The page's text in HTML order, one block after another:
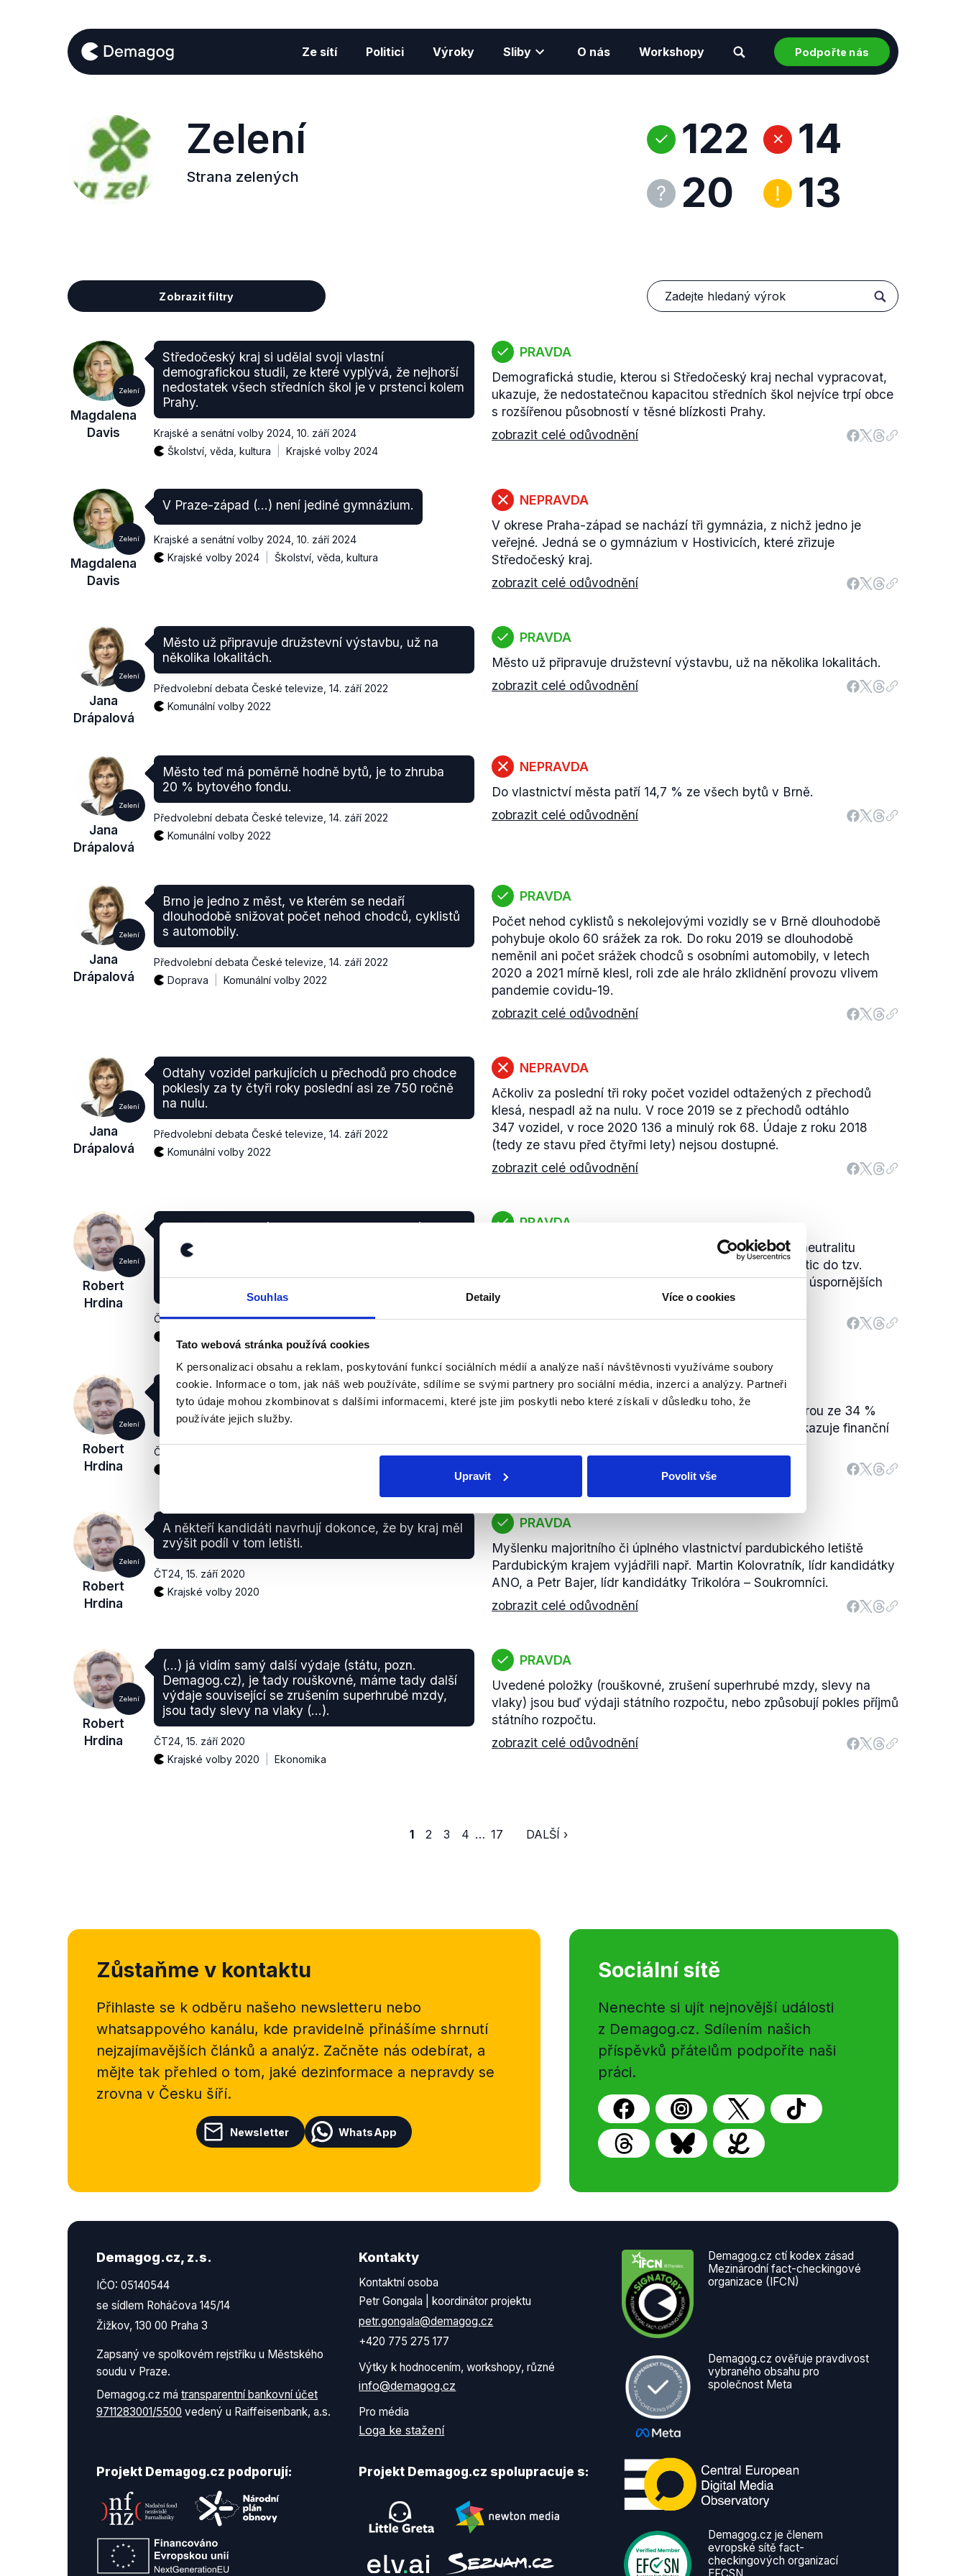
Souhlas Detaily Více o cookies
Tato webová stránka používá cookies
K personalizaci obsahu a reklam, poskytování funkcí sociálních médií a analýze naší návštěvnosti využíváme soubory
cookie. Informace o tom, jak náš web používáte, sdílíme se svými partnery pro sociální média, inzerci a analýzy. Partneři
tyto údaje mohou zkombinovat s dalšími informacemi, které jste jim poskytli nebo které získali v důsledku toho, že
používáte jejich služby.
Upravit Povolit vše
Ze sítí Politici Výroky Sliby O nás Workshopy Podpořte nás
Zelení
Strana zelených
122
20
14
13
Zobrazit filtry
Zelení
Magdalena
Davis
Středočeský kraj si udělal svoji vlastní
demografickou studii, ze které vyplývá, že nejhorší
nedostatek všech středních škol je v prstenci kolem
Prahy.
Krajské a senátní volby 2024 10. září 2024
Školství, věda, kultura
Krajské volby 2024
PRAVDA
Demografická studie, kterou si Středočeský kraj nechal vypracovat,
ukazuje, že nedostatečnou kapacitou středních škol nejvíce trpí obce
s rozšířenou působností v těsné blízkosti Prahy.
zobrazit celé odůvodnění
Zelení
Magdalena
Davis
V Praze-západ (…) není jediné gymnázium.
Krajské a senátní volby 2024 10. září 2024
Krajské volby 2024
Školství, věda, kultura
NEPRAVDA
V okrese Praha-západ se nachází tři gymnázia, z nichž jedno je
veřejné. Jedná se o gymnázium v Hostivicích, které zřizuje
Středočeský kraj.
zobrazit celé odůvodnění
Zelení
Jana
Drápalová
Město už připravuje družstevní výstavbu, už na
několika lokalitách.
Předvolební debata České televize 14. září 2022
Komunální volby 2022
PRAVDA
Město už připravuje družstevní výstavbu, už na několika lokalitách.
zobrazit celé odůvodnění
Zelení
Jana
Drápalová
Město teď má poměrně hodně bytů, je to zhruba
20 % bytového fondu.
Předvolební debata České televize 14. září 2022
Komunální volby 2022
NEPRAVDA
Do vlastnictví města patří 14,7 % ze všech bytů v Brně.
zobrazit celé odůvodnění
Zelení
Jana
Drápalová
Brno je jedno z měst, ve kterém se nedaří
dlouhodobě snižovat počet nehod chodců, cyklistů
s automobily.
Předvolební debata České televize 14. září 2022
Doprava
Komunální volby 2022
PRAVDA
Počet nehod cyklistů s nekolejovými vozidly se v Brně dlouhodobě
pohybuje okolo 60 srážek za rok. Do roku 2019 se dlouhodobě
neměnil ani počet srážek chodců s osobními automobily, v letech
2020 a 2021 mírně klesl, roli zde ale hrálo zklidnění provozu vlivem
pandemie covidu-19.
zobrazit celé odůvodnění
Zelení
Jana
Drápalová
Odtahy vozidel parkujících u přechodů pro chodce
poklesly za ty čtyři roky poslední asi ze 750 ročně
na nulu.
Předvolební debata České televize 14. září 2022
Komunální volby 2022
NEPRAVDA
Ačkoliv za poslední tři roky počet vozidel odtažených z přechodů
klesá, nespadl až na nulu. V roce 2019 se z přechodů odtáhlo
347 vozidel, v roce 2020 136 a minulý rok 68. Údaje z roku 2018
(tedy ze stavu před čtyřmi lety) nejsou dostupné.
zobrazit celé odůvodnění
Zelení
Robert
Hrdina
Tady přijde Zelená dohoda pro Evropu, která bude
velkou příležitostí pro získávání financí na chytrý
projekty v oblasti nejen životního prostředí, ale
ČT24,15. září 2020
PRAVDA
Zelená dohoda pro Evropu je plánem pro klimatickou neutralitu
Evropské unie. Finanční podpora má putovat do investic do tzv.
zelené ekonomiky, mimo jiné na výstavbu energeticky úspornějších
budov a čistší dopravu.
zobrazit celé odůvodnění
Zelení
Robert
Hrdina
Ten problém, který se týká pardubického letiště,
kde kraj má třetinový podíl v tomhle letišti, které je
dlouhodobě ztrátové.
ČT24
PRAVDA
Pardubické letiště je spravováno společností EBA, kterou ze 34 %
vlastní Pardubický kraj. V posledních letech letiště vykazuje finanční
ztráty i pokles odbavených cestujících.
Zelení
Robert
Hrdina
A někteří kandidáti navrhují dokonce, že by kraj měl
zvýšit podíl v tom letišti.
ČT24 15. září 2020
Krajské volby 2020
PRAVDA
Myšlenku majoritního či úplného vlastnictví pardubického letiště
Pardubickým krajem vyjádřili např. Martin Kolovratník, lídr kandidátky
ANO, a Petr Bajer, lídr kandidátky Trikolóra – Soukromníci.
zobrazit celé odůvodnění
Zelení
Robert
Hrdina
(...) já vidím samý další výdaje (státu, pozn.
Demagog.cz), je tady rouškovné, máme tady další
výdaje související se zrušením superhrubé mzdy,
jsou tady slevy na vlaky (...).
ČT24 15. září 2020
Krajské volby 2020
Ekonomika
PRAVDA
Uvedené položky (rouškovné, zrušení superhrubé mzdy, slevy na
vlaky) jsou buď výdaji státního rozpočtu, nebo způsobují pokles příjmů
státního rozpočtu.
zobrazit celé odůvodnění
1 2 3 4 … 17 DALŠÍ ›
Zůstaňme v kontaktu
Přihlaste se k odběru našeho newsletteru nebo
whatsappového kanálu, kde pravidelně přinášíme shrnutí
nejzajímavějších článků a analýz. Začněte nás odebírat, a
mějte tak přehled o tom, jaké dezinformace a nepravdy se
zrovna v Česku šíří.
Newsletter WhatsApp
Sociální sítě
Nenechte si ujít nejnovější události
z Demagog.cz. Sdílením našich
příspěvků přátelům podpoříte naši
práci.
Demagog.cz, z.s.
IČO: 05140544
se sídlem Roháčova 145/14
Žižkov, 130 00 Praha 3
Zapsaný ve spolkovém rejstříku u Městského
soudu v Praze.
Demagog.cz má transparentní bankovní účet
9711283001/5500 vedený u Raiffeisenbank, a.s.
Kontakty
Kontaktní osoba
Petr Gongala | koordinátor projektu
petr.gongala@demagog.cz
+420 775 275 177
Výtky k hodnocením, workshopy, různé
info@demagog.cz
Pro média
Loga ke stažení
Projekt Demagog.cz podporují: Projekt Demagog.cz spolupracuje s:
Demagog.cz ctí kodex zásad
Mezinárodní fact-checkingové
organizace (IFCN)
Demagog.cz ověřuje pravdivost
vybraného obsahu pro
společnost Meta
Demagog.cz je členem
evropské sítě fact-
checkingových organizací